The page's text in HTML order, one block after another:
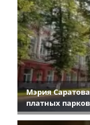
Мэрия
платных